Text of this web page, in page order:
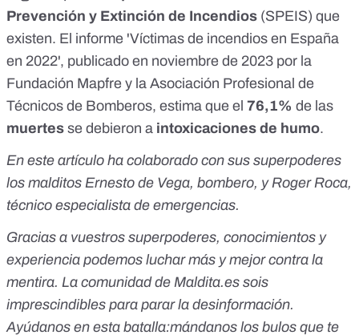
Prevención y Extinción de Incendios (SPEIS) que
existen. El informe 'Víctimas de incendios en España
en 2022', publicado en noviembre de 2023 por la
Fundación Mapfre y la Asociación Profesional de
Técnicos de Bomberos, estima que el 76,1% de las
muertes se debieron a intoxicaciones de humo.
En este artículo ha colaborado con sus superpoderes
los malditos Ernesto de Vega, bombero, y Roger Roca,
técnico especialista de emergencias.
Gracias a vuestros superpoderes, conocimientos y
experiencia podemos luchar más y mejor contra la
mentira. La comunidad de Maldita.es sois
imprescindibles para parar la desinformación.
Ayúdanos en esta batalla:mándanos los bulos que te